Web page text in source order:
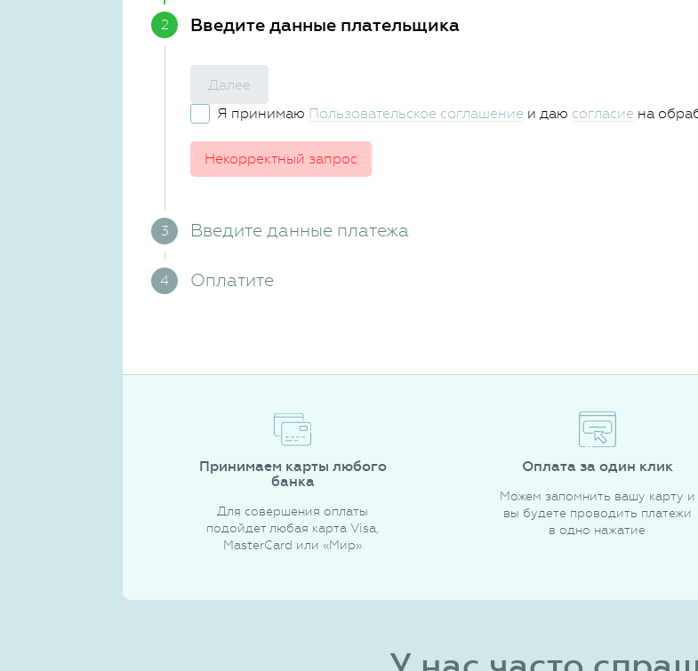
Введите данные плательщика
Далее
Я принимаю Пользовательское соглашение и даю согласие на
Некорректный запрос
Введите данные платежа
Оплатите
Принимаем карты любого
банка
Для совершения оплаты
подойдет любая карта Visa,
MasterCard или «Мир»
Оплата за один клик
Можем запомнить вашу карту и
вы будете проводить платежи
в одно нажатие